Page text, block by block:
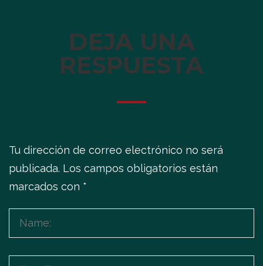
DEJA UNA
RESPUESTA
Tu dirección de correo electrónico no será
publicada. Los campos obligatorios están
marcados con *